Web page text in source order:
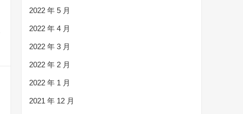
2022 年 5 月
2022 年 4 月
2022 年 3 月
2022 年 2 月
2022 年 1 月
2021 年 12 月